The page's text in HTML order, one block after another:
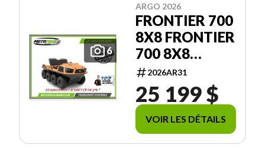
6
ARGO 2026
FRONTIER 700
8X8 FRONTIER
700 8X8
FINANCEMENT
0%
DISPONIBLE
2026AR31
25 199 $
VOIR LES DÉTAILS